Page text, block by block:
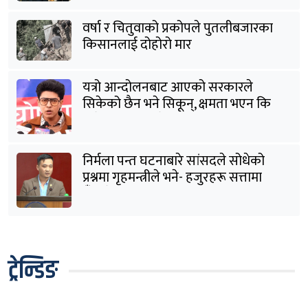
वर्षा र चितुवाको प्रकोपले पुतलीबजारका
किसानलाई दोहोरो मार
यत्रो आन्दोलनबाट आएको सरकारले
सिकेको छैन भने सिकून्, क्षमता भएन कि
विवेक भएन कि के भएन ?: मिराज ढुंगाना
निर्मला पन्त घटनाबारे सांसदले सोधेको
प्रश्नमा गृहमन्त्रीले भने- हजुरहरू सत्तामा
हुँदाखेरि किन नगर्नुभएको यो ?
ट्रेन्डिङ